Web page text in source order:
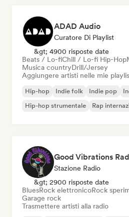
ADAD Audio
Curatore Di Playlist
&gt; 4900 risposte date
Beats / Lo-fiChill / Lo-fi Hip-Hop
Musica countryDrill/Jersey
Aggiungere artisti nelle mie
Hip-hop Indie folk Indie pop
Hip-hop strumentale
Rap
Good Vibrations
Stazione Radio
&gt; 2900 risposte date
BluesRock elettronicoRock
Garage rock
Trasmettere artisti alla radio